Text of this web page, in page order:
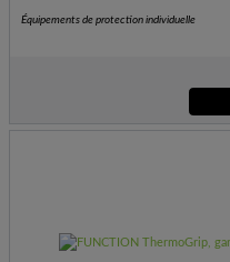
Équipements de protection individuelle